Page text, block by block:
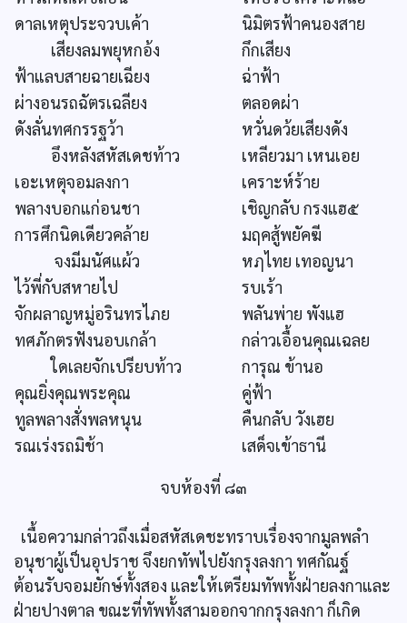
ดาลเหตุประจวบเค้า
นิมิตรฟ้าคนองสาย
เสียงลมพยุหกอ้ง
กึกเสียง
ฟ้าแลบสายฉายเฉียง
ฉ่าฟ้า
ผ่างอนรถฉัตรเฉลียง
ตลอดผ่า
ดังลั่นทศกรรฐว้า
หวั่นดว้ยเสียงดัง
อึงหลังสหัสเดชท้าว
เหลียวมา เหนเอย
เอะเหตุจอมลงกา
เคราะห์ร้าย
พลางบอกแก่อนชา
เชิญกลับ กรงแฮ๕
การศึกนิดเดียวคล้าย
มฤคสู้พยัคฆี
จงมีมนัศแผ้ว
หฦไทย เทอญนา
ไว้พี่กับสหายไป
รบเร้า
จักผลาญหมู่อรินทรไภย
พลันพ่าย พังแฮ
ทศภักตรฟังนอบเกล้า
กล่าวเอื้อนคุณเฉลย
ใดเลยจักเปรียบท้าว
การุณ ข้านอ
คุณยิ่งคุณพระคุณ
คู่ฟ้า
ทูลพลางสั่งพลหนุน
คืนกลับ วังเฮย
รณเร่งรถมิช้า
เสด็จเข้าธานี
จบห้องที่ ๘๓
เนื้อความกล่าวถึงเมื่อสหัสเดชะทราบเรื่องจากมูลพลำ
อนุชาผู้เป็นอุปราช จึงยกทัพไปยังกรุงลงกา ทศกัณฐ์
ต้อนรับจอมยักษ์ทั้งสอง และให้เตรียมทัพทั้งฝ่ายลงกาและ
ฝ่ายปางตาล ขณะที่ทัพทั้งสามออกจากกรุงลงกา ก็เกิด